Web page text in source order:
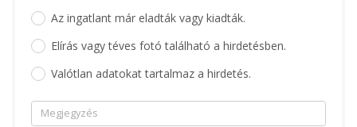
Az ingatlant már eladták vagy kiadták.
Elírás vagy téves fotó található a hirdetésben.
Valótlan adatokat tartalmaz a hirdetés.